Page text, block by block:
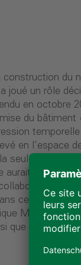
du
joué un rôle
en octobre
du bâtiment
en l’espace
seule solution
pris
avec
ce type de
M. Imdahl à
que 44
elles
jour du nouveau
patients
aux
parmi
sociales. Un
à créer une
une lumière
salles de